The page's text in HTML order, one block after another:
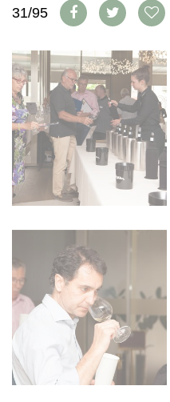
ABO
ARCHIV
VORTEILSWELT
BÜCHER
WEINSZENE
PORTRAITS
VINOPHILES
ARCHIV
ANMELDEN
AWARDS
GEWINNSPIELE
VORTEILSWELT
TRINKREIFETABELLE
ABO
WEINSUCHE
NEWSLETTER
WINE TRADE CLUB
REDAKTION
WERBUNG
PRESSE
IMPRESSUM
AGB & DATENSCHUTZ
31/95